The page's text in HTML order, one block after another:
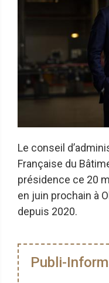
Le conseil
Française du
présidence ce 20
en juin prochain à
depuis 2020.
Publi-